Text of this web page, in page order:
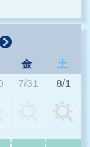
金
土
7/31 8/1